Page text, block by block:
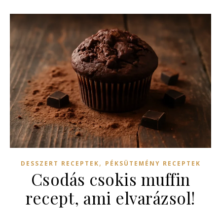
DESSZERT RECEPTEK, PÉKSÜTEMÉNY RECEPTEK
Csodás csokis muffin
recept, ami elvarázsol!